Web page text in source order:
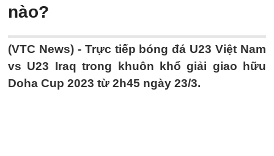
nào?
(VTC News) - Trực tiếp bóng đá U23 Việt Nam
vs U23 Iraq trong khuôn khổ giải giao hữu
Doha Cup 2023 từ 2h45 ngày 23/3.